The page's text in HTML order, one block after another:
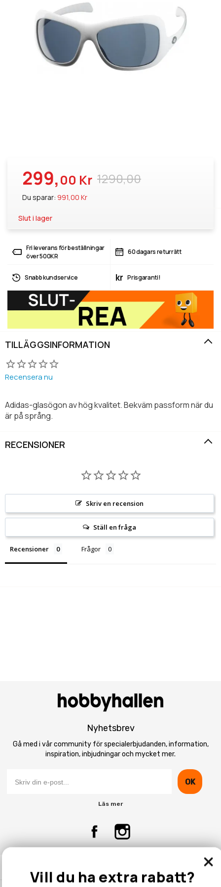
1290,00
299,00 Kr
Du sparar: 991,00 Kr
Slut i lager
Fri leverans för beställningar
över 500KR
60 dagars returrätt
Snabb kundservice kr Prisgaranti!
TILLÄGGSINFORMATION
Recensera nu
Adidas-glasögon av hög kvalitet. Bekväm passform när du
är på språng.
RECENSIONER
Skriv en recension
Ställ en fråga
Recensioner Frågor
Nyhetsbrev
Gå med i vår community för specialerbjudanden, information,
inspiration, inbjudningar och mycket mer.
OK
Läs mer
Vill du ha extra rabatt?